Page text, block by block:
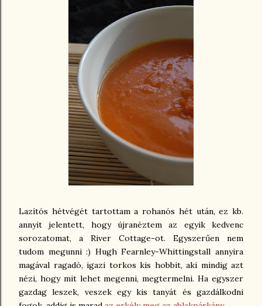
Lazítós hétvégét tartottam a rohanós hét után, ez kb.
annyit jelentett, hogy újranéztem az egyik kedvenc
sorozatomat, a River Cottage-ot. Egyszerűen nem
tudom megunni :) Hugh Fearnley-Whittingstall annyira
magával ragadó, igazi torkos kis hobbit, aki mindig azt
nézi, hogy mit lehet megenni, megtermelni. Ha egyszer
gazdag leszek, veszek egy kis tanyát és gazdálkodni